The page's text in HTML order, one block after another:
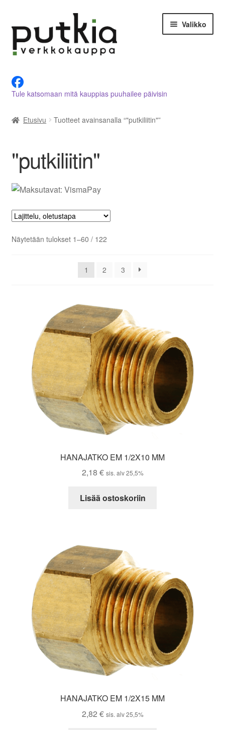
navigointiin
sisältöön
Valikko
Tietoja meistä
Asiakastilini
Kassalle
Tule katsomaan mitä kauppias puuhailee päivisin
Etusivu Tuotteet avainsanalla “"putkiliitin"”
"putkiliitin"
Näytetään tulokset 1–60 / 122
1 2 3
HANAJATKO EM 1/2X10 MM
2,18 € sis. alv 25,5%
Lisää ostoskoriin
HANAJATKO EM 1/2X15 MM
2,82 € sis. alv 25,5%